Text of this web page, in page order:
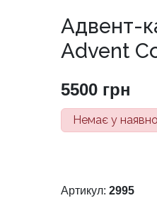
Адвент-
Advent
5500 грн
Немає у
Артикул: 2995